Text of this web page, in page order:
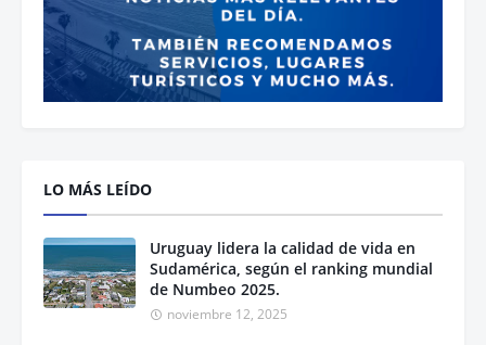
LO MÁS LEÍDO
Uruguay lidera la calidad de vida en
Sudamérica, según el ranking mundial
de Numbeo 2025.
noviembre 12, 2025